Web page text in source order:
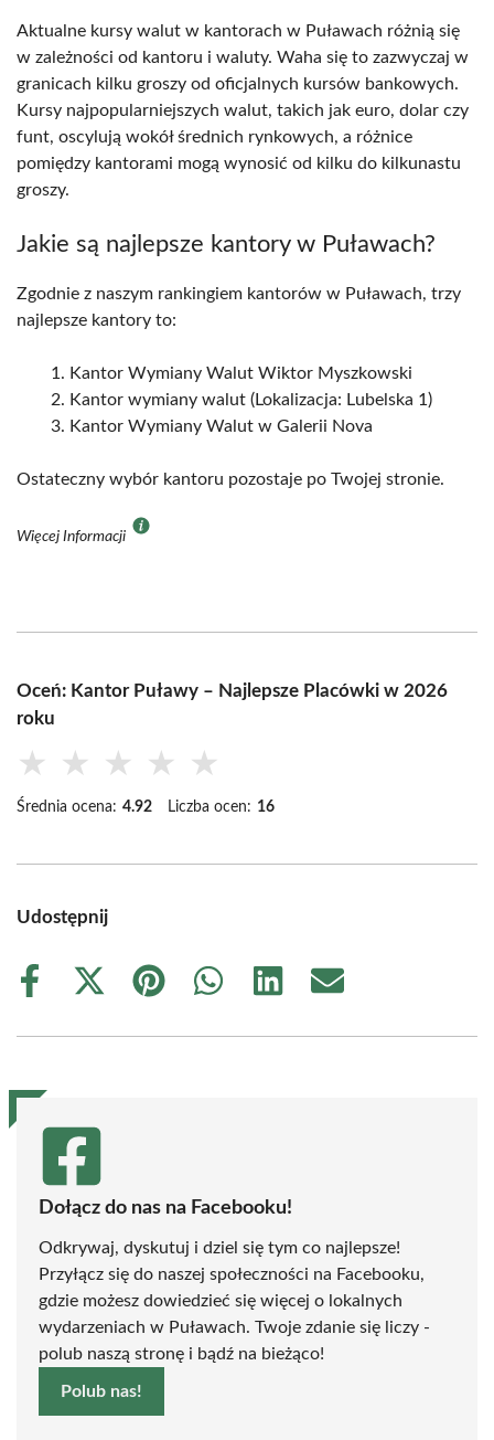
Aktualne kursy walut w kantorach w Puławach różnią się
w zależności od kantoru i waluty. Waha się to zazwyczaj w
granicach kilku groszy od oficjalnych kursów bankowych.
Kursy najpopularniejszych walut, takich jak euro, dolar czy
funt, oscylują wokół średnich rynkowych, a różnice
pomiędzy kantorami mogą wynosić od kilku do kilkunastu
groszy.
Jakie są najlepsze kantory w Puławach?
Zgodnie z naszym rankingiem kantorów w Puławach, trzy
najlepsze kantory to:
Kantor Wymiany Walut Wiktor Myszkowski
Kantor wymiany walut (Lokalizacja: Lubelska 1)
Kantor Wymiany Walut w Galerii Nova
Ostateczny wybór kantoru pozostaje po Twojej stronie.
Więcej Informacji
Oceń: Kantor Puławy – Najlepsze Placówki w 2026
roku
★ ★ ★ ★ ★
Średnia ocena: 4.92 Liczba ocen: 16
Udostępnij
Share
Share
(Twitter)
Share
Share
Share
Share
Dołącz do nas na Facebooku!
Odkrywaj, dyskutuj i dziel się tym co najlepsze!
Przyłącz się do naszej społeczności na Facebooku,
gdzie możesz dowiedzieć się więcej o lokalnych
wydarzeniach w Puławach. Twoje zdanie się liczy -
polub naszą stronę i bądź na bieżąco!
Polub nas!